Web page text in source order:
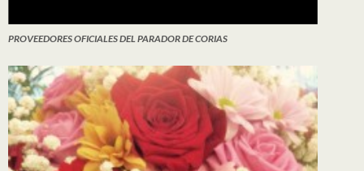
PROVEEDORES OFICIALES DEL PARADOR DE CORIAS